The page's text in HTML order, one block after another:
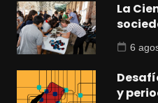
La
6
y